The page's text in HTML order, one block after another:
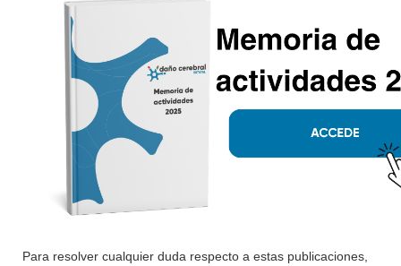
Para resolver cualquier duda respecto a estas publicaciones,